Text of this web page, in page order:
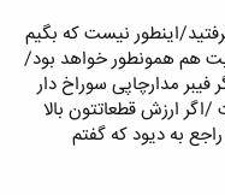
اینطور نیست که بگیم
هم همونطور خواهد بود/
مدارچاپی سوراخ دار
ارزش قطعاتتون بالا
به دیود که گفتم